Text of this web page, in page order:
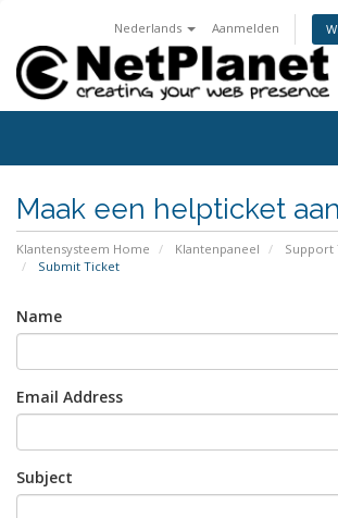
Nederlands Aanmelden
Maak een helpticket aan
Klantensysteem Home Klantenpaneel
Support
Submit Ticket
Name
Email Address
Subject